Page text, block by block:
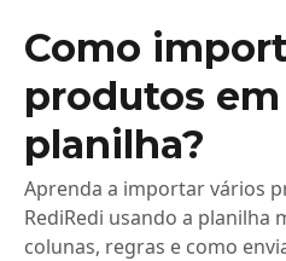
Como
produtos
planilha?
Aprenda a importar vários
RediRedi usando a
colunas, regras e como